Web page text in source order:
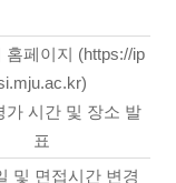
홈페이지 (https://ip
가 시간 및 장소 발
표
및 면접시간 변경